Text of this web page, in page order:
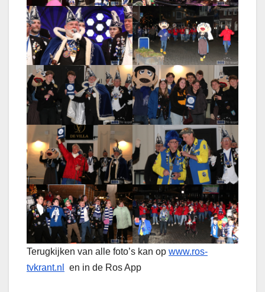
Terugkijken van alle foto’s kan op www.ros-
tvkrant.nl
en in de Ros App